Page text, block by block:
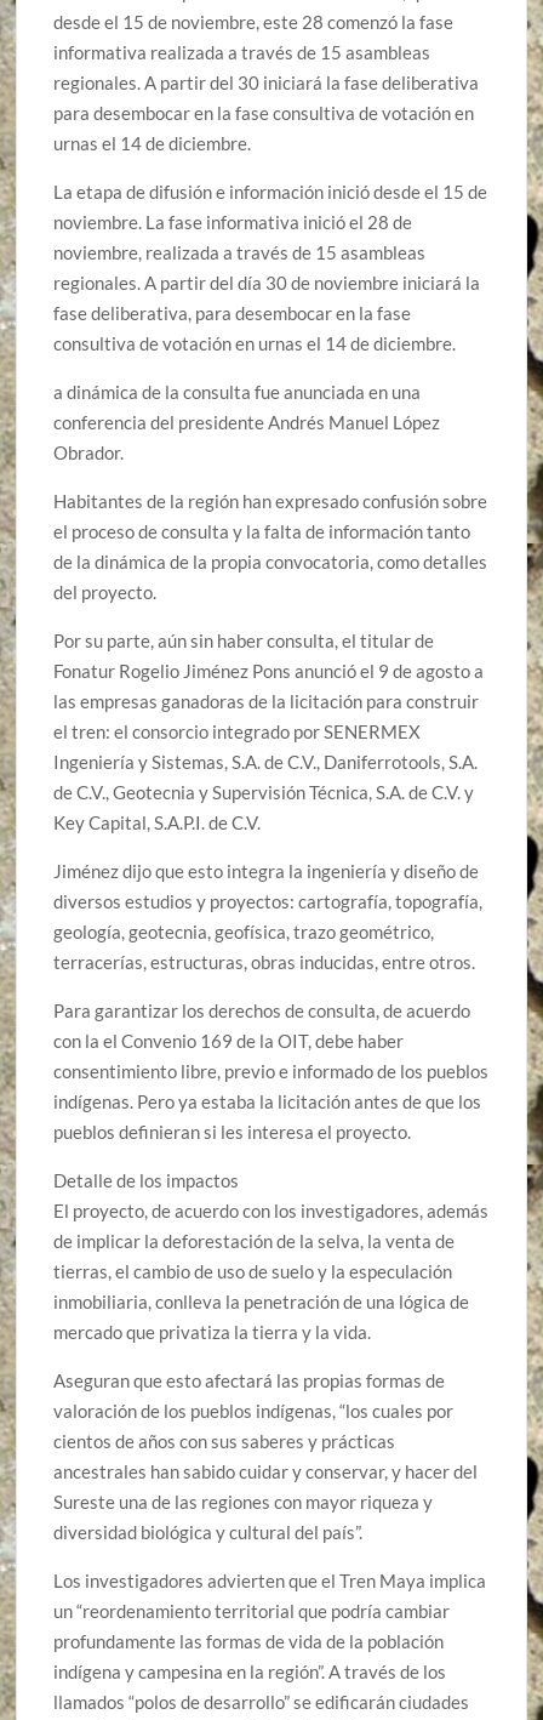
desde el 15 de noviembre, este 28 comenzó la fase
informativa realizada a través de 15 asambleas
regionales. A partir del 30 iniciará la fase deliberativa
para desembocar en la fase consultiva de votación en
urnas el 14 de diciembre.
La etapa de difusión e información inició desde el 15 de
noviembre. La fase informativa inició el 28 de
noviembre, realizada a través de 15 asambleas
regionales. A partir del día 30 de noviembre iniciará la
fase deliberativa, para desembocar en la fase
consultiva de votación en urnas el 14 de diciembre.
a dinámica de la consulta fue anunciada en una
conferencia del presidente Andrés Manuel López
Obrador.
Habitantes de la región han expresado confusión sobre
el proceso de consulta y la falta de información tanto
de la dinámica de la propia convocatoria, como detalles
del proyecto.
Por su parte, aún sin haber consulta, el titular de
Fonatur Rogelio Jiménez Pons anunció el 9 de agosto a
las empresas ganadoras de la licitación para construir
el tren: el consorcio integrado por SENERMEX
Ingeniería y Sistemas, S.A. de C.V., Daniferrotools, S.A.
de C.V., Geotecnia y Supervisión Técnica, S.A. de C.V. y
Key Capital, S.A.P.I. de C.V.
Jiménez dijo que esto integra la ingeniería y diseño de
diversos estudios y proyectos: cartografía, topografía,
geología, geotecnia, geofísica, trazo geométrico,
terracerías, estructuras, obras inducidas, entre otros.
Para garantizar los derechos de consulta, de acuerdo
con la el Convenio 169 de la OIT, debe haber
consentimiento libre, previo e informado de los pueblos
indígenas. Pero ya estaba la licitación antes de que los
pueblos definieran si les interesa el proyecto.
Detalle de los impactos
El proyecto, de acuerdo con los investigadores, además
de implicar la deforestación de la selva, la venta de
tierras, el cambio de uso de suelo y la especulación
inmobiliaria, conlleva la penetración de una lógica de
mercado que privatiza la tierra y la vida.
Aseguran que esto afectará las propias formas de
valoración de los pueblos indígenas, “los cuales por
cientos de años con sus saberes y prácticas
ancestrales han sabido cuidar y conservar, y hacer del
Sureste una de las regiones con mayor riqueza y
diversidad biológica y cultural del país”.
Los investigadores advierten que el Tren Maya implica
un “reordenamiento territorial que podría cambiar
profundamente las formas de vida de la población
indígena y campesina en la región”. A través de los
llamados “polos de desarrollo” se edificarán ciudades